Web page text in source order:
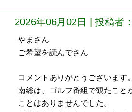
2026年06月02日 | 投稿者
やまさん
ご希望を読んでさん
コメントありがとうございます
南総は、ゴルフ番組で観たこと
ことはありませんでした。